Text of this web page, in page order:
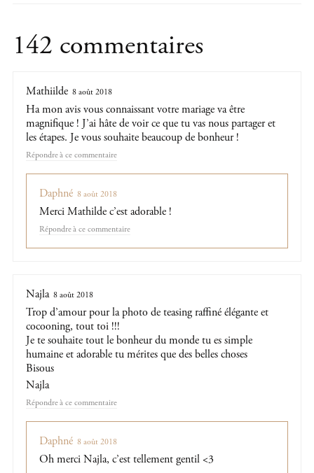
142 commentaires
Mathiilde 8 août 2018
Ha mon avis vous connaissant votre mariage va être
magnifique ! J’ai hâte de voir ce que tu vas nous partager et
les étapes. Je vous souhaite beaucoup de bonheur !
Répondre
Daphné 8 août 2018
Merci Mathilde c’est adorable !
Répondre
Najla 8 août 2018
Trop d’amour pour la photo de teasing raffiné élégante et
cocooning, tout toi !!!
Je te souhaite tout le bonheur du monde tu es simple
humaine et adorable tu mérites que des belles choses
Bisous
Najla
Répondre
Daphné 8 août 2018
Oh merci Najla, c’est tellement gentil <3